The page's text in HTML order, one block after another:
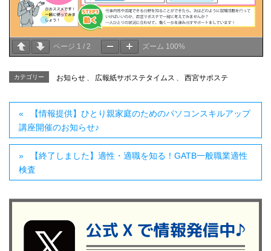
ページ 1 / 2 ズーム 100%
カテゴリー お知らせ 広報紙サポステタイムス 西宮サポステ
【情報提供】ひとり親家庭のためのパソコンスキルアップ
講座開催のお知らせ♪
【終了しました】適性・適職を知る！GATB一般職業適性
検査